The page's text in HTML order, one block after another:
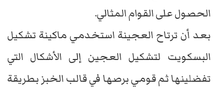
الحصول على القوام المثالي.
بعد أن ترتاح العجينة استخدمي ماكينة تشكيل
البسكويت لتشكيل العجين إلى الأشكال التي
تفضلينها ثم قومي برصها في قالب الخبز بطريقة